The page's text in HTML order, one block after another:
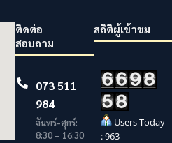
ติดต่อ
สอบถาม
073 511
984
จันทร์-ศุกร์:
8:30 – 16:30
สถิติผู้เข้าชม
Users Today
: 963